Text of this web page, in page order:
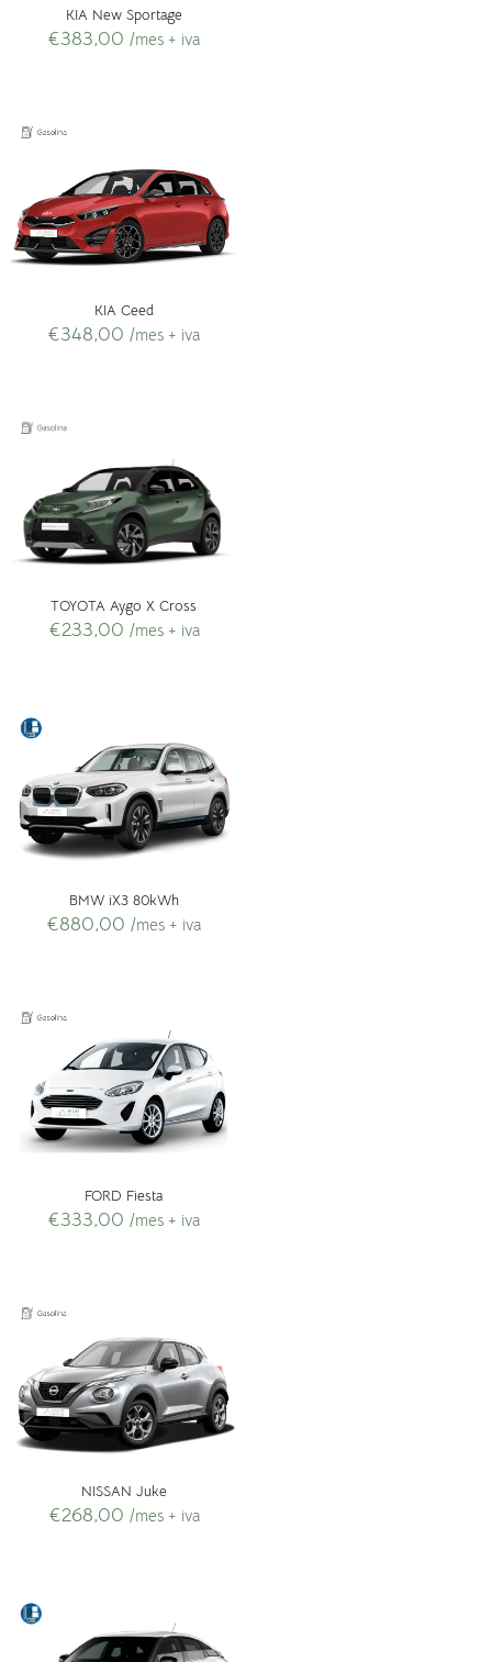
KIA New Sportage
€383,00 /mes + iva
KIA Ceed
€348,00 /mes + iva
TOYOTA Aygo X Cross
€233,00 /mes + iva
BMW iX3 80kWh
€880,00 /mes + iva
FORD Fiesta
€333,00 /mes + iva
NISSAN Juke
€268,00 /mes + iva